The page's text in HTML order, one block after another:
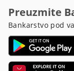
Preuzmite
Bankarstvo pod